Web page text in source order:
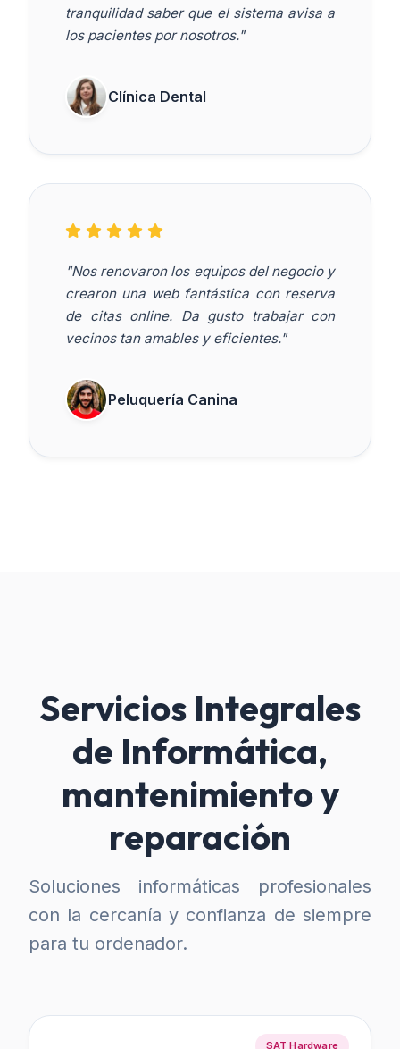
tranquilidad saber que el sistema avisa a
los pacientes por nosotros."
Clínica Dental
"Nos renovaron los equipos del negocio y
crearon una web fantástica con reserva
de citas online. Da gusto trabajar con
vecinos tan amables y eficientes."
Peluquería Canina
Servicios Integrales
de Informática,
mantenimiento y
reparación
Soluciones informáticas profesionales
con la cercanía y confianza de siempre
para tu ordenador.
SAT Hardware